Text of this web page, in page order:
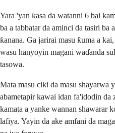
Yara 'yan ƙasa da watanni 6 bai
ba a tabbatar da aminci da tasiri ba
ƙanana. Ga jarirai masu ƙuma a
wasu hanyoyin magani waɗanda
tasowa.
Mata masu ciki da masu shayarwa
abametapir kawai idan fa'idodin da
kamata a yanke wannan shawarar
lafiya. Yayin da ake amfani da